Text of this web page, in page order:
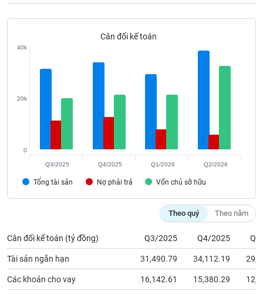
Cân đối kế toán
Tổng tài sản Nợ phải trả Vốn chủ sỡ hữu
0
20k
40k
Q3/2025 Q4/2025 Q1/2026 Q2/2026
Theo quý Theo năm
Cân đối kế toán (tỷ đồng) Q3/2025 Q4/2025
Tài sản ngắn hạn 31,490.79 34,112.19
Các khoản cho vay 16,142.61 15,380.29
Đào
Công
Truyền